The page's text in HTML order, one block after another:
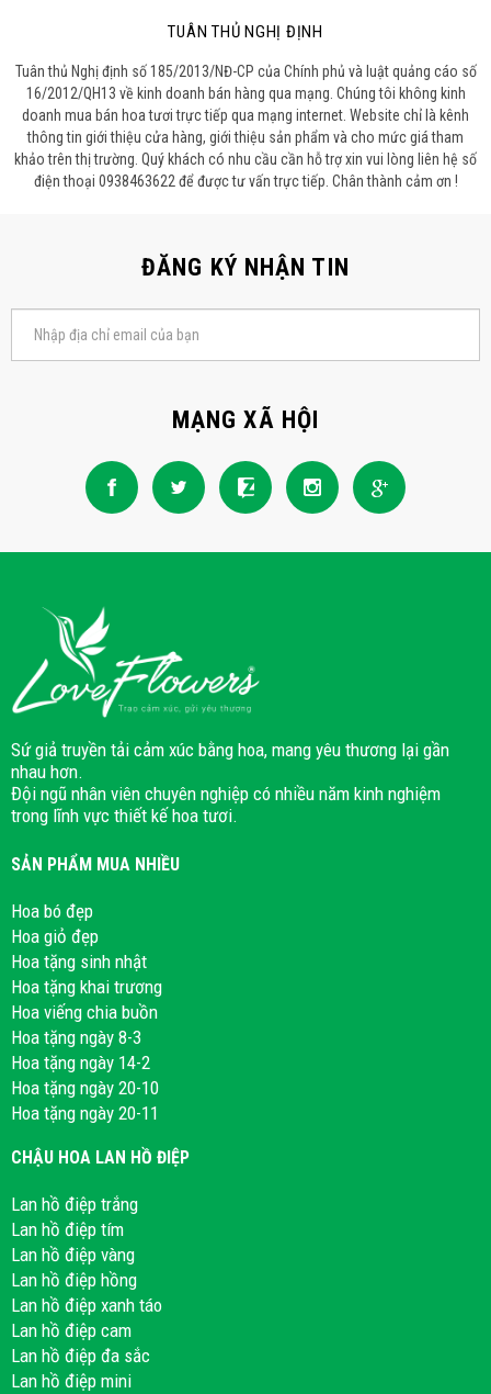
TUÂN THỦ NGHỊ ĐỊNH
Tuân thủ Nghị định số 185/2013/NĐ-CP của Chính phủ và luật quảng cáo số
16/2012/QH13 về kinh doanh bán hàng qua mạng. Chúng tôi không kinh
doanh mua bán hoa tươi trực tiếp qua mạng internet. Website chỉ là kênh
thông tin giới thiệu cửa hàng, giới thiệu sản phẩm và cho mức giá tham
khảo trên thị trường. Quý khách có nhu cầu cần hỗ trợ xin vui lòng liên hệ số
điện thoại 0938463622 để được tư vấn trực tiếp. Chân thành cảm ơn !
ĐĂNG KÝ NHẬN TIN
MẠNG XÃ HỘI
Sứ giả truyền tải cảm xúc bằng hoa, mang yêu thương lại gần
nhau hơn.
Đội ngũ nhân viên chuyên nghiệp có nhiều năm kinh nghiệm
trong lĩnh vực thiết kế hoa tươi.
SẢN PHẨM MUA NHIỀU
Hoa bó đẹp
Hoa giỏ đẹp
Hoa tặng sinh nhật
Hoa tặng khai trương
Hoa viếng chia buồn
Hoa tặng ngày 8-3
Hoa tặng ngày 14-2
Hoa tặng ngày 20-10
Hoa tặng ngày 20-11
CHẬU HOA LAN HỒ ĐIỆP
Lan hồ điệp trắng
Lan hồ điệp tím
Lan hồ điệp vàng
Lan hồ điệp hồng
Lan hồ điệp xanh táo
Lan hồ điệp cam
Lan hồ điệp đa sắc
Lan hồ điệp mini